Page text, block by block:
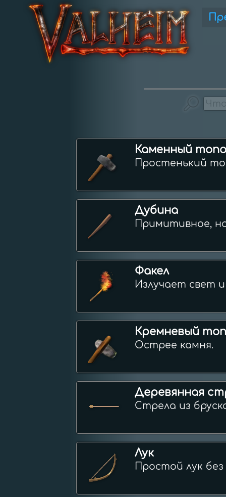
Каменный
Простенький
Дубина
Примитивное,
Факел
Излучает свет
Кремневый
Острее камня.
Деревянная
Стрела из
Лук
Простой лук